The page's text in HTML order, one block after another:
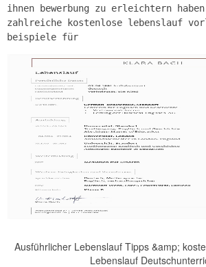
ihnen bewerbung zu erleichtern
zahlreiche kostenlose lebenslauf
beispiele für
Ausführlicher Lebenslauf Tipps &amp;
Lebenslauf